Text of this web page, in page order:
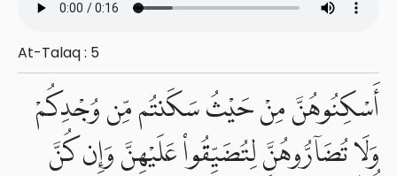
At-Talaq : 5
أَسْكِنُوهُنَّ مِنْ حَيْثُ سَكَنتُم مِّن وُجْدِكُمْ
وَلَا تُضَآرُّوهُنَّ لِتُضَيِّقُوا۟ عَلَيْهِنَّ وَإِن كُنَّ